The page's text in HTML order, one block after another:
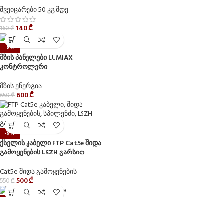
შვეიცარები 50 კგ მდე
160₾ 140₾
-8%
მზის პანელები LUMIAX
კონტროლერი
მზის ენერგია
650₾ 600₾
-9%
ქსელის კაბელი FTP Cat5e შიდა
გამოყენების LSZH გარსით
Cat5e შიდა გამოყენების
550₾500₾